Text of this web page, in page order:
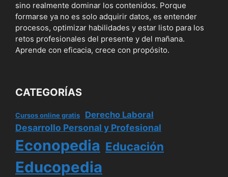
sino realmente dominar los contenidos. Porque
formarse ya no es solo adquirir datos, es entender
procesos, optimizar habilidades y estar listo para los
retos profesionales del presente y del mañana.
Aprende con eficacia, crece con propósito.
CATEGORÍAS
Cursos online gratis Derecho Laboral
Desarrollo Personal y Profesional
Econopedia Educación
Educopedia